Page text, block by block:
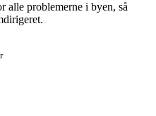
alle problemerne i byen, så